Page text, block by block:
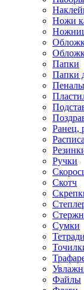
Ножи
Папки
Папки
Ранец,
Ручки
Скотч
Сумки
Тетради
Файлы